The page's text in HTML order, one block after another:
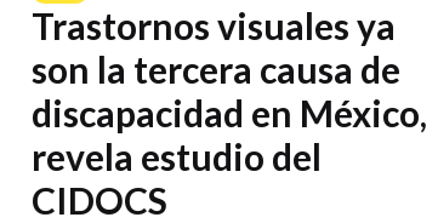
Trastornos visuales ya
son la tercera causa de
discapacidad en México,
revela estudio del
CIDOCS